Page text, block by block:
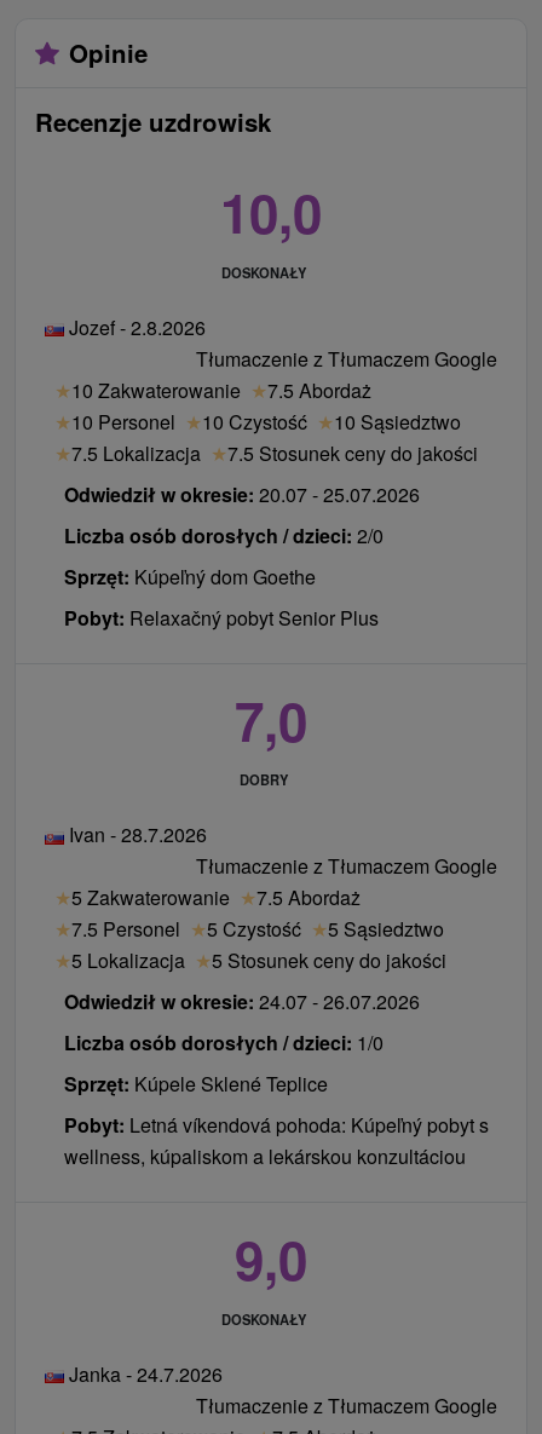
Opinie
Recenzje uzdrowisk
10,0
DOSKONAŁY
Jozef - 2.8.2026
Tłumaczenie z Tłumaczem Google
★10 Zakwaterowanie ★7.5 Abordaż
★10 Personel ★10 Czystość ★10 Sąsiedztwo
★7.5 Lokalizacja ★7.5 Stosunek ceny do jakości
Odwiedził w okresie: 20.07 - 25.07.2026
Liczba osób dorosłych / dzieci: 2/0
Sprzęt: Kúpeľný dom Goethe
Pobyt: Relaxačný pobyt Senior Plus
7,0
DOBRY
Ivan - 28.7.2026
Tłumaczenie z Tłumaczem Google
★5 Zakwaterowanie ★7.5 Abordaż
★7.5 Personel ★5 Czystość ★5 Sąsiedztwo
★5 Lokalizacja ★5 Stosunek ceny do jakości
Odwiedził w okresie: 24.07 - 26.07.2026
Liczba osób dorosłych / dzieci: 1/0
Sprzęt: Kúpele Sklené Teplice
Pobyt: Letná víkendová pohoda: Kúpeľný pobyt s
wellness, kúpaliskom a lekárskou konzultáciou
9,0
DOSKONAŁY
Janka - 24.7.2026
Tłumaczenie z Tłumaczem Google